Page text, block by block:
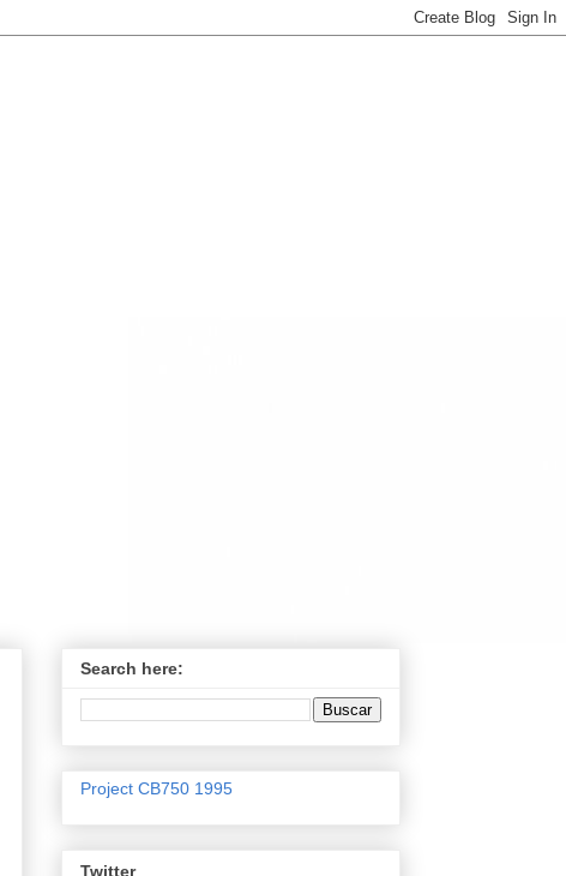
Search here:
Project CB750 1995
Twitter